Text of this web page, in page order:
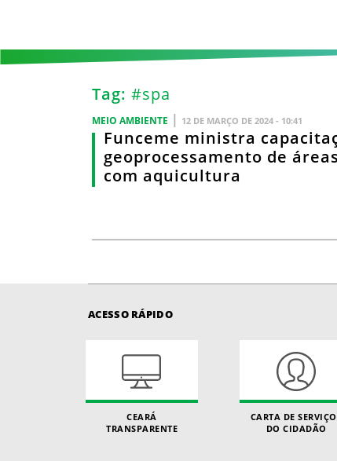
Tag: #spa
MEIO AMBIENTE | 12 DE MARÇO DE 2024 - 10:41
Funceme ministra
geoprocessamento de
com aquicultura
ACESSO RÁPIDO
CEARÁ
TRANSPARENTE
CARTA DE
DO CIDADÃO